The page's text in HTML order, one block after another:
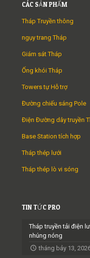
CÁC SẢN PHẨM
Tháp Truyền thông
ngụy trang Tháp
Giám sát Tháp
Ống khói Tháp
Towers tự Hỗ trợ
Đường chiếu sáng Pole
Điện Đường dây truyền
Base Station tích hợp
Tháp thép lưới
Tháp thép lò vi sóng
TIN TỨC PRO
Tháp truyền tải điện
nhúng nóng
tháng bảy 13,